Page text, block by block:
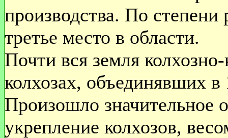
производства. По степени
третье место в области.
Почти вся земля колхозно-
колхозах, объединявших в
Произошло значительное
укрепление колхозов,